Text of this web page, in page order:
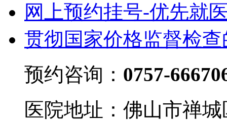
网上预约挂号-优先就
贯彻国家价格监督检
预约咨询： 0757-
医院地址：佛山市禅